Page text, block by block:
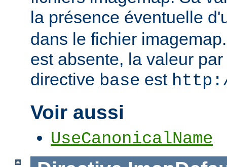
la présence éventuelle
dans le fichier
est absente, la valeur
directive base est
Voir aussi
UseCanonicalName